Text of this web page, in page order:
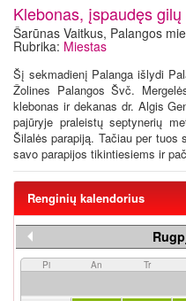
Klebonas, įspaudęs
Šarūnas Vaitkus, Palangos
Rubrika: Miestas
Šį sekmadienį Palanga išlydi
Žolines Palangos Švč.
klebonas ir dekanas dr. Algis
pajūryje praleistų septynerių
Šilalės parapiją. Tačiau per tuos
savo parapijos tikintiesiems ir
Renginių kalendorius
Pi An Tr